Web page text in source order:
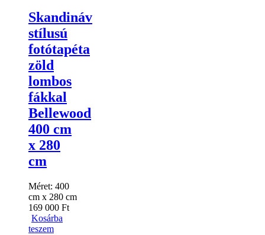
Skandináv
stílusú
fotótapéta
zöld
lombos
fákkal
Bellewood
400 cm
x 280
cm
Méret: 400
cm x 280 cm
169 000 Ft
Kosárba
teszem